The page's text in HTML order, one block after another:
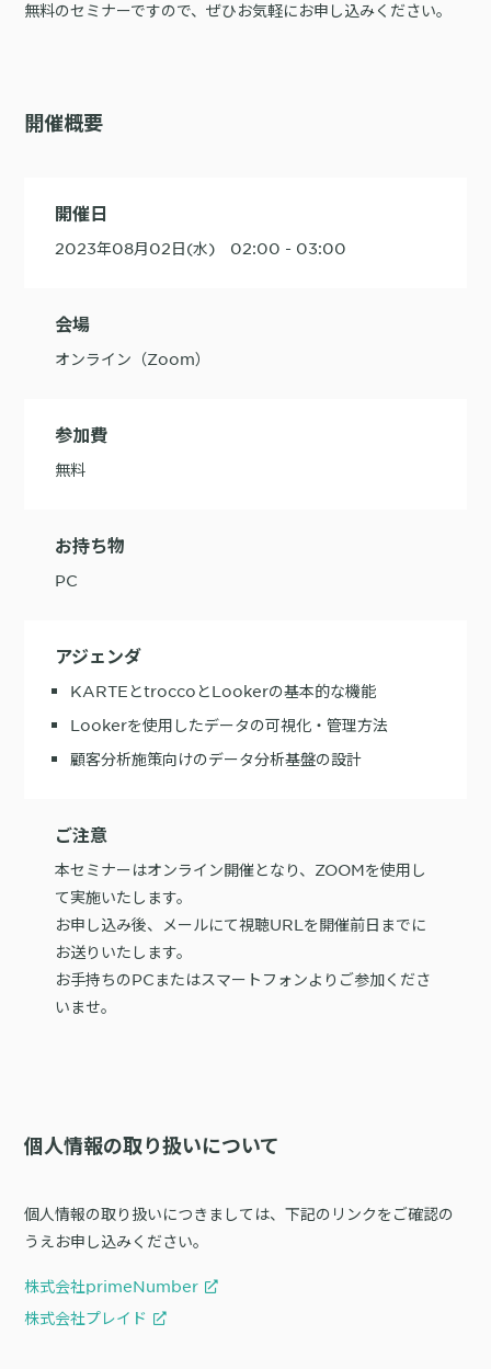
クリエイティブ作成
Web × 電話連携
広告ダッシュボード
PaaS
アプリケーション開発
ニケーションを実現する基盤作りの裏側
施策事例
購入前の「迷い」をAIエージェントで即時解決。問い合わせ電話の対応
コスト1/3とCVR20%向上を実現
1st Party Dataを活用したコンバージョン補完で広告効果を改善
KARTE MessageにおけるLINE配信ユースケース9選
セキュリティ
無料のセミナーですので、ぜひお気軽にお申し込みください。
開催概要
開催日
2023年08月02日(水) 02:00 - 03:00
会場
オンライン（Zoom）
参加費
無料
お持ち物
PC
アジェンダ
KARTEとtroccoとLookerの基本的な機能
Lookerを使用したデータの可視化・管理方法
顧客分析施策向けのデータ分析基盤の設計
ご注意
本セミナーはオンライン開催となり、ZOOMを使用し
て実施いたします。
お申し込み後、メールにて視聴URLを開催前日までに
お送りいたします。
お手持ちのPCまたはスマートフォンよりご参加くださ
いませ。
個人情報の取り扱いについて
個人情報の取り扱いにつきましては、下記のリンクをご確認の
うえお申し込みください。
株式会社primeNumber
株式会社プレイド